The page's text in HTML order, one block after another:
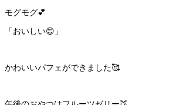
モグモグ💕
「おいしい😊」
かわいいパフェができました🥰